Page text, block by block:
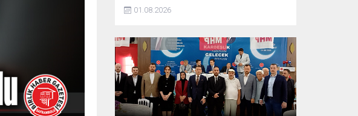
somut olmayan kültürel mirasını kayıt
Köyleri” adlı uzun metraj belgesel filmini
izledi. Vali Oktay Çağatay, Vali Yardımcıları
Erol Özkan ve Kerem Süleyman Yüksel ile
birlikte özel gösterime katıldı. Etkinlikte
ayrıca Safranbolu Alan Başkanı Cemil
Belder, Kültürel Miras...
01.08.2026